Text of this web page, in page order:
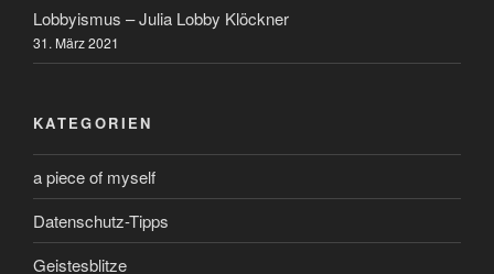
Lobbyismus – Julia Lobby Klöckner
31. März 2021
KATEGORIEN
a piece of myself
Datenschutz-Tipps
Geistesblitze